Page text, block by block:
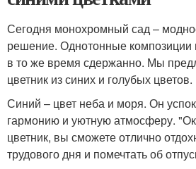
Сегодня монохромный сад –
решение. Однотонные композиции
в то же время сдержанно. Мы
цветник из синих и голубых цветов.
Синий – цвет неба и моря. Он
гармонию и уютную атмосферу.
цветник, вы сможете отлично
трудового дня и помечтать об